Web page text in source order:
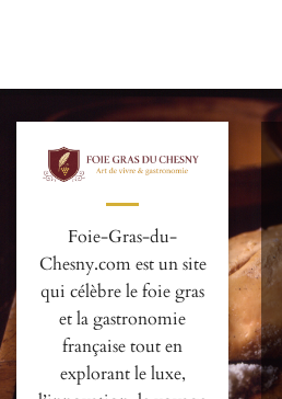
Foie-Gras-du-
Chesny.com est un site
qui célèbre le foie gras
et la gastronomie
française tout en
explorant le luxe,